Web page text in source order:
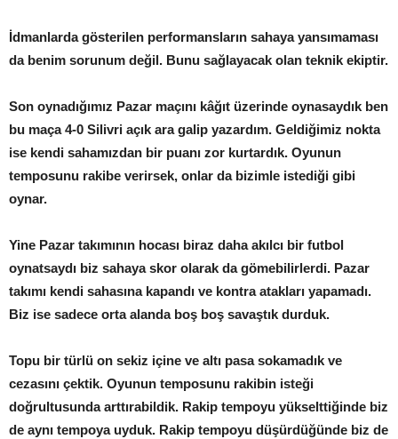
İdmanlarda gösterilen performansların sahaya yansımaması
da benim sorunum değil. Bunu sağlayacak olan teknik ekiptir.
Son oynadığımız Pazar maçını kâğıt üzerinde oynasaydık ben
bu maça 4-0 Silivri açık ara galip yazardım. Geldiğimiz nokta
ise kendi sahamızdan bir puanı zor kurtardık. Oyunun
temposunu rakibe verirsek, onlar da bizimle istediği gibi
oynar.
Yine Pazar takımının hocası biraz daha akılcı bir futbol
oynatsaydı biz sahaya skor olarak da gömebilirlerdi. Pazar
takımı kendi sahasına kapandı ve kontra atakları yapamadı.
Biz ise sadece orta alanda boş boş savaştık durduk.
Topu bir türlü on sekiz içine ve altı pasa sokamadık ve
cezasını çektik. Oyunun temposunu rakibin isteği
doğrultusunda arttırabildik. Rakip tempoyu yükselttiğinde biz
de aynı tempoya uyduk. Rakip tempoyu düşürdüğünde biz de